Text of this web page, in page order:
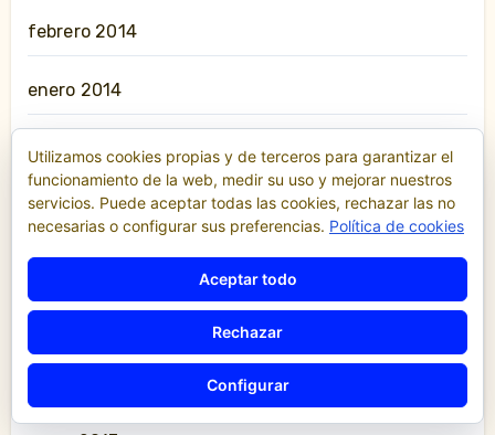
febrero 2014
enero 2014
diciembre 2013
noviembre 2013
octubre 2013
Utilizamos cookies propias y de terceros para garantizar el
funcionamiento de la web, medir su uso y mejorar nuestros
servicios. Puede aceptar todas las cookies, rechazar las no
necesarias o configurar sus preferencias. Política de cookies
Aceptar todo
Rechazar
Configurar